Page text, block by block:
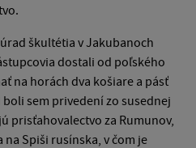
škultétia v Jakubanoch
dostali od poľského
na horách dva košiare a pásť
sem privedení zo susednej
prisťahovalec­tvo za Rumunov,
Spiši rusínska, v čom je